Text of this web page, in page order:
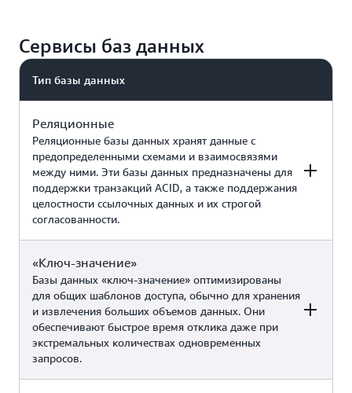
Сервисы баз данных
Тип базы данных
Реляционные
Реляционные базы данных хранят данные с
предопределенными схемами и взаимосвязями
между ними. Эти базы данных предназначены для
поддержки транзакций ACID, а также поддержания
целостности ссылочных данных и их строгой
согласованности.
Примеры
Традиционные приложения,
планирование корпоративных
ресурсов (ERP), управление
взаимоотношениями с
клиентами (CRM), интернет-
«Ключ-значение»
Базы данных «ключ‑значение» оптимизированы
для общих шаблонов доступа, обычно для хранения
и извлечения больших объемов данных. Они
обеспечивают быстрое время отклика даже при
экстремальных количествах одновременных
запросов.